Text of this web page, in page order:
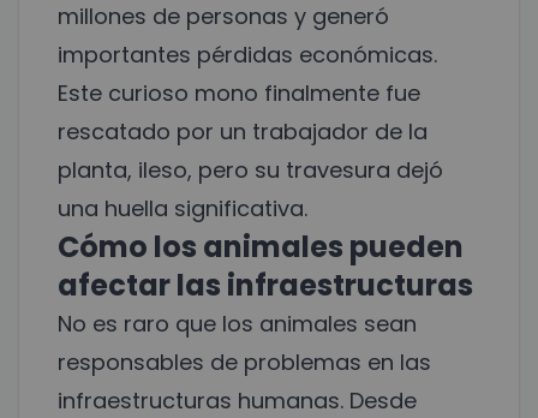
millones de personas y generó
importantes pérdidas económicas.
Este curioso mono finalmente fue
rescatado por un trabajador de la
planta, ileso, pero su travesura dejó
una huella significativa.
Cómo los animales pueden
afectar las infraestructuras
No es raro que los animales sean
responsables de problemas en las
infraestructuras humanas. Desde